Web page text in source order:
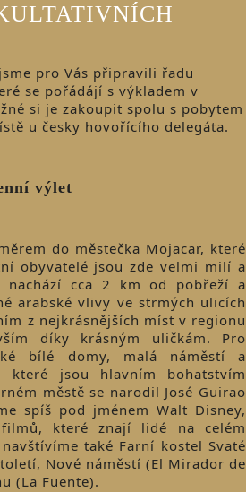
pro Vás připravili řadu
se pořádájí s výkladem v
si je zakoupit spolu s pobytem
u česky hovořícího delegáta.
výlet
do městečka Mojacar, které
obyvatelé jsou zde velmi milí a
nachází cca 2 km od pobřeží a
arabské vlivy ve strmých ulicích
z nejkrásnějších míst v regionu
díky krásným uličkám. Pro
bílé domy, malá náměstí a
které jsou hlavním bohatstvím
městě se narodil José Guirao
spíš pod jménem Walt Disney,
které znají lidé na celém
také Farní kostel Svaté
Nové náměstí (El Mirador de
(La Fuente).